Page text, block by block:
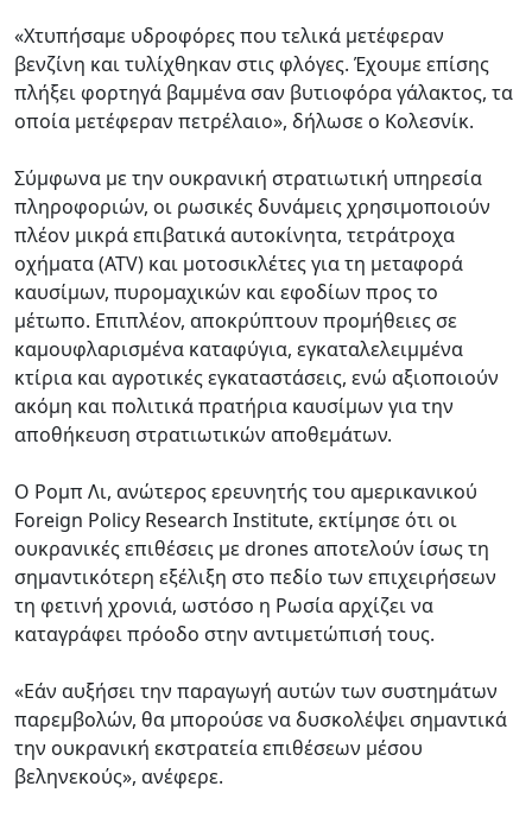
«Χτυπήσαμε υδροφόρες που τελικά μετέφεραν
βενζίνη και τυλίχθηκαν στις φλόγες. Έχουμε επίσης
πλήξει φορτηγά βαμμένα σαν βυτιοφόρα γάλακτος, τα
οποία μετέφεραν πετρέλαιο», δήλωσε ο Κολεσνίκ.
Σύμφωνα με την ουκρανική στρατιωτική υπηρεσία
πληροφοριών, οι ρωσικές δυνάμεις χρησιμοποιούν
πλέον μικρά επιβατικά αυτοκίνητα, τετράτροχα
οχήματα (ATV) και μοτοσικλέτες για τη μεταφορά
καυσίμων, πυρομαχικών και εφοδίων προς το
μέτωπο. Επιπλέον, αποκρύπτουν προμήθειες σε
καμουφλαρισμένα καταφύγια, εγκαταλελειμμένα
κτίρια και αγροτικές εγκαταστάσεις, ενώ αξιοποιούν
ακόμη και πολιτικά πρατήρια καυσίμων για την
αποθήκευση στρατιωτικών αποθεμάτων.
Ο Ρομπ Λι, ανώτερος ερευνητής του αμερικανικού
Foreign Policy Research Institute, εκτίμησε ότι οι
ουκρανικές επιθέσεις με drones αποτελούν ίσως τη
σημαντικότερη εξέλιξη στο πεδίο των επιχειρήσεων
τη φετινή χρονιά, ωστόσο η Ρωσία αρχίζει να
καταγράφει πρόοδο στην αντιμετώπισή τους.
«Εάν αυξήσει την παραγωγή αυτών των συστημάτων
παρεμβολών, θα μπορούσε να δυσκολέψει σημαντικά
την ουκρανική εκστρατεία επιθέσεων μέσου
βεληνεκούς», ανέφερε.